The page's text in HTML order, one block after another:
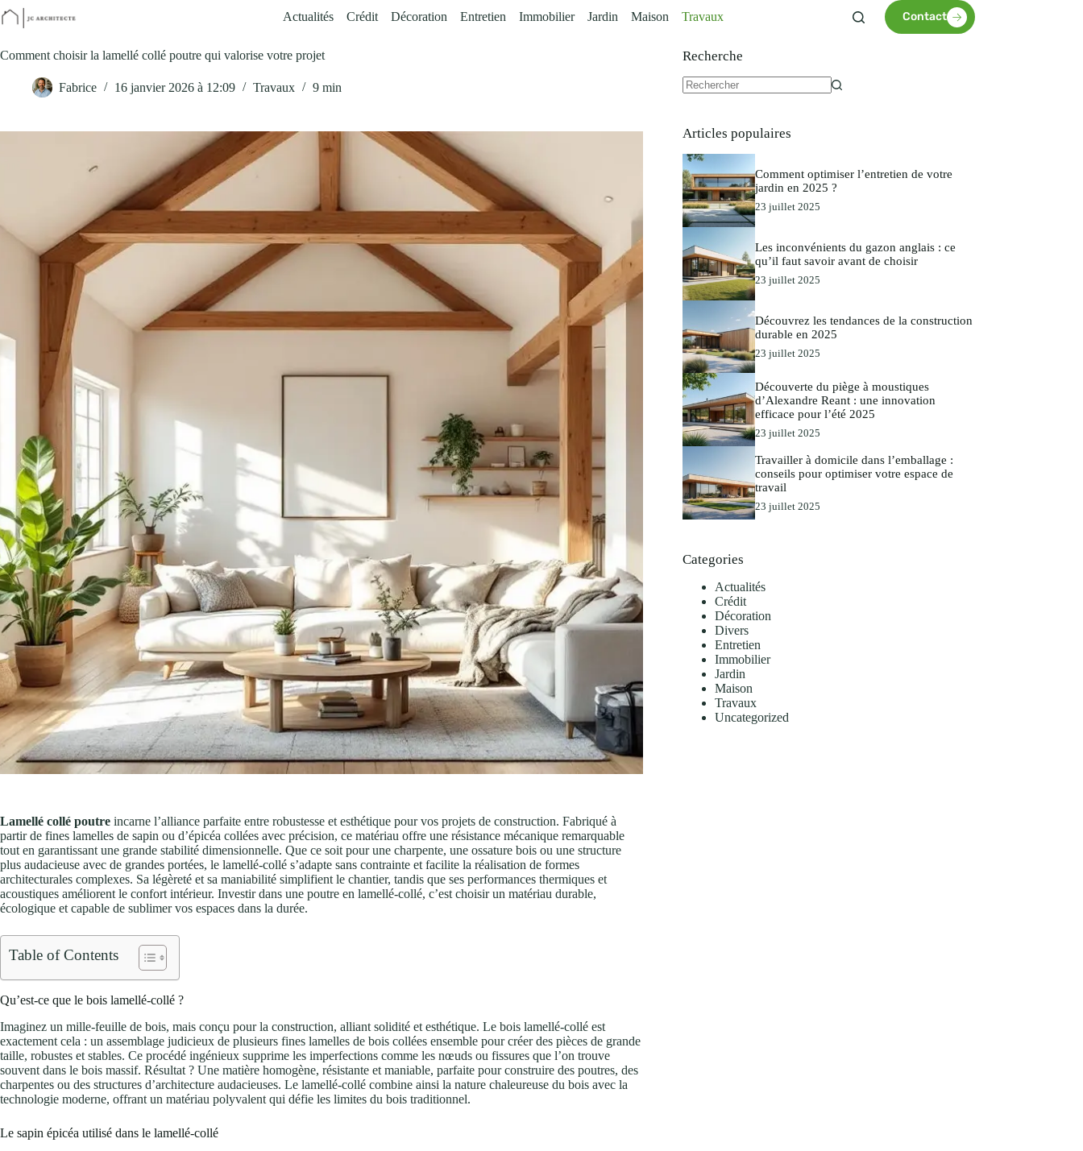
Passer
au
Actualités Crédit Décoration Entretien Immobilier Jardin Maison Travaux Contact
Comment choisir la lamellé collé poutre qui valorise votre projet
Fabrice 16 janvier 2026 à 12:09 Travaux 9 min
Lamellé collé poutre incarne l’alliance parfaite entre robustesse et esthétique pour vos projets de construction. Fabriqué à
partir de fines lamelles de sapin ou d’épicéa collées avec précision, ce matériau offre une résistance mécanique remarquable
tout en garantissant une grande stabilité dimensionnelle. Que ce soit pour une charpente, une ossature bois ou une structure
plus audacieuse avec de grandes portées, le lamellé-collé s’adapte sans contrainte et facilite la réalisation de formes
architecturales complexes. Sa légèreté et sa maniabilité simplifient le chantier, tandis que ses performances thermiques et
acoustiques améliorent le confort intérieur. Investir dans une poutre en lamellé-collé, c’est choisir un matériau durable,
écologique et capable de sublimer vos espaces dans la durée.
Table of Contents
Qu’est-ce que le bois lamellé-collé ?
Imaginez un mille-feuille de bois, mais conçu pour la construction, alliant solidité et esthétique. Le bois lamellé-collé est
exactement cela : un assemblage judicieux de plusieurs fines lamelles de bois collées ensemble pour créer des pièces de grande
taille, robustes et stables. Ce procédé ingénieux supprime les imperfections comme les nœuds ou fissures que l’on trouve
souvent dans le bois massif. Résultat ? Une matière homogène, résistante et maniable, parfaite pour construire des poutres, des
charpentes ou des structures d’architecture audacieuses. Le lamellé-collé combine ainsi la nature chaleureuse du bois avec la
technologie moderne, offrant un matériau polyvalent qui défie les limites du bois traditionnel.
Le sapin épicéa utilisé dans le lamellé-collé
Recherche
Articles populaires
Comment optimiser l’entretien de votre
jardin en 2025 ?
23 juillet 2025
Les inconvénients du gazon anglais : ce
qu’il faut savoir avant de choisir
23 juillet 2025
Découvrez les tendances de la construction
durable en 2025
23 juillet 2025
Découverte du piège à moustiques
d’Alexandre Reant : une innovation
efficace pour l’été 2025
23 juillet 2025
Travailler à domicile dans l’emballage :
conseils pour optimiser votre espace de
travail
23 juillet 2025
Categories
Actualités
Crédit
Décoration
Divers
Entretien
Immobilier
Jardin
Maison
Travaux
Uncategorized